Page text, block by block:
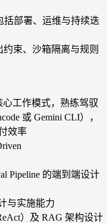
括部署、运维与持续迭
约束、沙箱隔离与规则
工作模式，熟练驾驭
或 Gemini CLI），
效率
Pipeline 的端到端设计
与实施能力
）及 RAG 架构设计